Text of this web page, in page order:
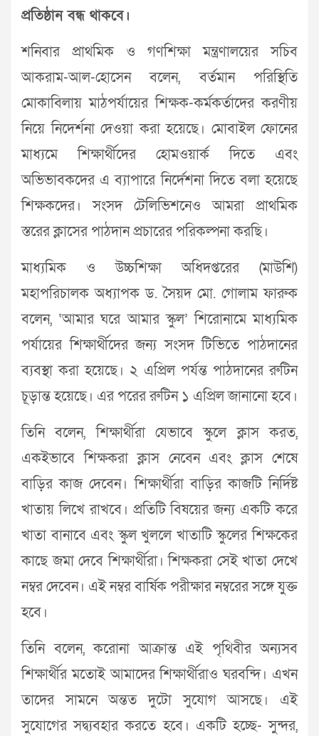
প্রতিষ্ঠান বন্ধ থাকবে।
শনিবার প্রাথমিক ও গণশিক্ষা মন্ত্রণালয়ের সচিব
আকরাম-আল-হোসেন বলেন, বর্তমান পরিস্থিতি
মোকাবিলায় মাঠপর্যায়ের শিক্ষক-কর্মকর্তাদের করণীয়
নিয়ে নিদের্শনা দেওয়া করা হয়েছে। মোবাইল ফোনের
মাধ্যমে শিক্ষার্থীদের হোমওয়ার্ক দিতে এবং
অভিভাবকদের এ ব্যাপারে নির্দেশনা দিতে বলা হয়েছে
শিক্ষকদের। সংসদ টেলিভিশনেও আমরা প্রাথমিক
স্তরের ক্লাসের পাঠদান প্রচারের পরিকল্পনা করছি।
মাধ্যমিক ও উচ্চশিক্ষা অধিদপ্তরের (মাউশি)
মহাপরিচালক অধ্যাপক ড. সৈয়দ মো. গোলাম ফারুক
বলেন, ‘আমার ঘরে আমার স্কুল’ শিরোনামে মাধ্যমিক
পর্যায়ের শিক্ষার্থীদের জন্য সংসদ টিভিতে পাঠদানের
ব্যবস্থা করা হয়েছে। ২ এপ্রিল পর্যন্ত পাঠদানের রুটিন
চূড়ান্ত হয়েছে। এর পরের রুটিন ১ এপ্রিল জানানো হবে।
তিনি বলেন, শিক্ষার্থীরা যেভাবে স্কুলে ক্লাস করত,
একইভাবে শিক্ষকরা ক্লাস নেবেন এবং ক্লাস শেষে
বাড়ির কাজ দেবেন। শিক্ষার্থীরা বাড়ির কাজটি নির্দিষ্ট
খাতায় লিখে রাখবে। প্রতিটি বিষয়ের জন্য একটি করে
খাতা বানাবে এবং স্কুল খুললে খাতাটি স্কুলের শিক্ষকের
কাছে জমা দেবে শিক্ষার্থীরা। শিক্ষকরা সেই খাতা দেখে
নম্বর দেবেন। এই নম্বর বার্ষিক পরীক্ষার নম্বরের সঙ্গে যুক্ত
হবে।
তিনি বলেন, করোনা আক্রান্ত এই পৃথিবীর অন্যসব
শিক্ষার্থীর মতোই আমাদের শিক্ষার্থীরাও ঘরবন্দি। এখন
তাদের সামনে অন্তত দুটো সুযোগ আসছে। এই
সুযোগের সদ্ব্যবহার করতে হবে। একটি হচ্ছে- সুন্দর,